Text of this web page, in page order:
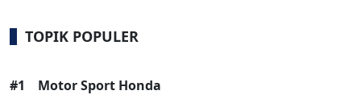
TOPIK POPULER
#1 Motor Sport Honda